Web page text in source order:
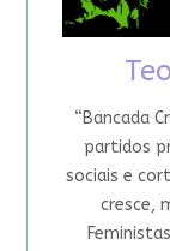
“Bancada
partidos
sociais e
cresce,